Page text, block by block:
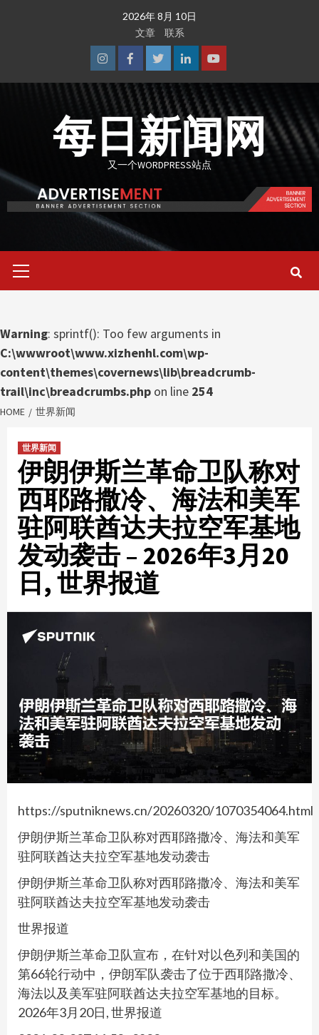
2026年 8月 10日
文章
联系
InstagramFacebook
TwitterLinkedinYoutube
每日新闻网
又一个WORDPRESS站点
Menu
Warning: sprintf(): Too few arguments in
C:\wwwroot\www.xizhenhl.com\wp-
content\themes\covernews\lib\breadcrumb-
trail\inc\breadcrumbs.php on line 254
HOME 世界新闻
世界新闻
伊朗伊斯兰革命卫队称对
西耶路撒冷、海法和美军
驻阿联酋达夫拉空军基地
发动袭击 – 2026年3月20
日, 世界报道
https://sputniknews.cn/20260320/1070354064.html
伊朗伊斯兰革命卫队称对西耶路撒冷、海法和美军
驻阿联酋达夫拉空军基地发动袭击
伊朗伊斯兰革命卫队称对西耶路撒冷、海法和美军
驻阿联酋达夫拉空军基地发动袭击
世界报道
伊朗伊斯兰革命卫队宣布，在针对以色列和美国的
第66轮行动中，伊朗军队袭击了位于西耶路撒冷、
海法以及美军驻阿联酋达夫拉空军基地的目标。
2026年3月20日, 世界报道